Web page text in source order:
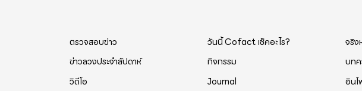
อาภรณ์แก้วบุษราคัม ภักษาหารกล้วยน้ำ พระหัตถ์ขวาทรงขรรค์ พ
พาหุรัดทัดดอกสามหาว อาภรณ์แก้วนิลรัตน์ ภักษาหารเนื้อทรายพ
หลังมยุรา (นกยูง) แต่ทางล้านนาจะมีความเชื่อว่าวันเสาร์ ชื่อ นางสามาเทวี ซึ่งในปีนี้ วันมหาสงกรานต์เป็น
ยะลา นราธิวาส และแกนนำประเทศมาเลเซีย ดูแล้วคนไทยมันโง่
2530 จากรายชื่อนักศึกษามุสลิมในประเทศไทย ที่ท่านวันนอร์ หลอ
อารยะ คุมกระทรวงมหาดไทย) ท่านชมว่า เก่งมากที่ท่านวันนอร์ ขอ
อเมริกาหลายคน ตอนนี้อยู่ในมหาวิทยาลัยดังๆของไทย เป็นกำลัง
ตรวจสอบข่าว วันนี้ Cofact เช็คอะไร?
จริง
ข่าวลวงประจำสัปดาห์
กิจกรรม
บท
วิดีโอ
Journal อิน